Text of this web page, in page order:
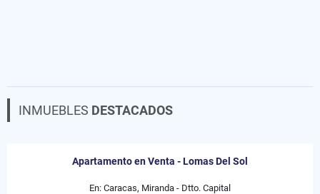
INMUEBLES DESTACADOS
Apartamento en Venta - Lomas Del Sol
En: Caracas, Miranda - Dtto. Capital